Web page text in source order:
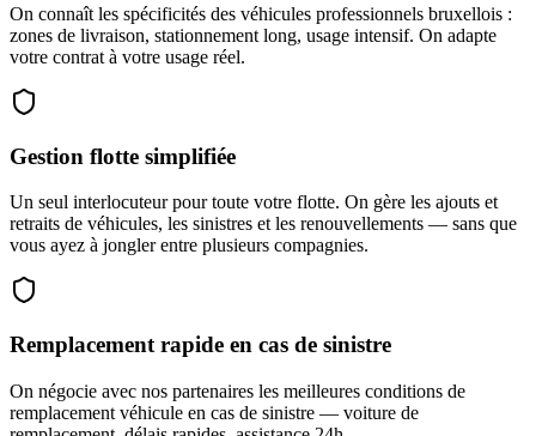
On connaît les spécificités des véhicules professionnels bruxellois :
zones de livraison, stationnement long, usage intensif. On adapte
votre contrat à votre usage réel.
Gestion flotte simplifiée
Un seul interlocuteur pour toute votre flotte. On gère les ajouts et
retraits de véhicules, les sinistres et les renouvellements — sans que
vous ayez à jongler entre plusieurs compagnies.
Remplacement rapide en cas de sinistre
On négocie avec nos partenaires les meilleures conditions de
remplacement véhicule en cas de sinistre — voiture de